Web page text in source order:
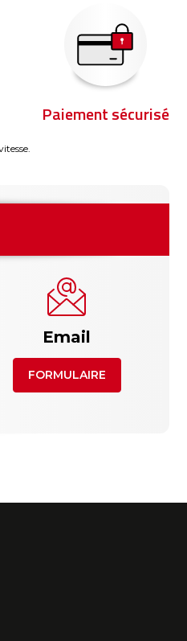
Paiement sécurisé
Email
FORMULAIRE